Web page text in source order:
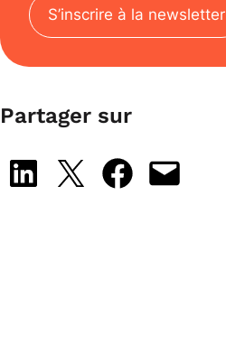
S’inscrire à la newsletter
Partager sur
Share on LinkedIn
Share on X Share on Facebook
Email this Page